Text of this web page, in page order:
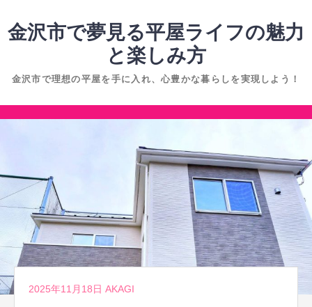
ン
へ
ス
プ
金沢市で夢見る平屋ライフの魅力
と楽しみ方
金沢市で理想の平屋を手に入れ、心豊かな暮らしを実現しよう！
コ
ン
ツ
ッ
プ
2025年11月18日 AKAGI